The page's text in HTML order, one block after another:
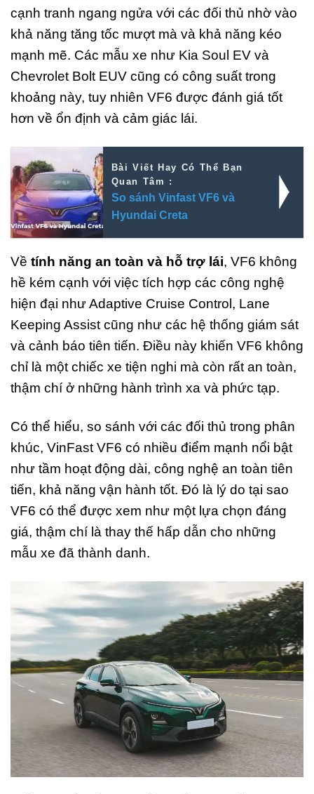
cạnh tranh ngang ngửa với các đối thủ nhờ vào
khả năng tăng tốc mượt mà và khả năng kéo
mạnh mẽ. Các mẫu xe như Kia Soul EV và
Chevrolet Bolt EUV cũng có công suất trong
khoảng này, tuy nhiên VF6 được đánh giá tốt
hơn về ổn định và cảm giác lái.
Bài Viết Hay Có Thể Bạn
Quan Tâm :
So sánh Vinfast VF6 và
Hyundai Creta
Về tính năng an toàn và hỗ trợ lái, VF6 không
hề kém cạnh với việc tích hợp các công nghệ
hiện đại như Adaptive Cruise Control, Lane
Keeping Assist cũng như các hệ thống giám sát
và cảnh báo tiên tiến. Điều này khiến VF6 không
chỉ là một chiếc xe tiện nghi mà còn rất an toàn,
thậm chí ở những hành trình xa và phức tạp.
Có thể hiểu, so sánh với các đối thủ trong phân
khúc, VinFast VF6 có nhiều điểm mạnh nổi bật
như tầm hoạt động dài, công nghệ an toàn tiên
tiến, khả năng vận hành tốt. Đó là lý do tại sao
VF6 có thể được xem như một lựa chọn đáng
giá, thậm chí là thay thế hấp dẫn cho những
mẫu xe đã thành danh.